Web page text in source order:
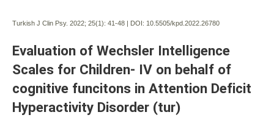
Turkish J Clin Psy. 2022; 25(1): 41-48 | DOI: 10.5505/kpd.2022.26780
Evaluation of Wechsler Intelligence
Scales for Children- IV on behalf of
cognitive funcitons in Attention Deficit
Hyperactivity Disorder (tur)